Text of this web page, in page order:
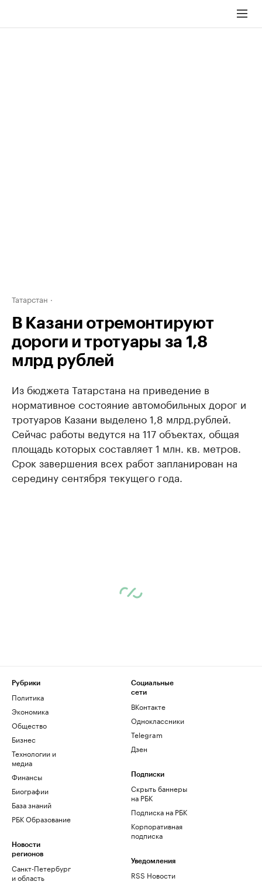
Татарстан
В Казани отремонтируют
дороги и тротуары за 1,8
млрд рублей
Из бюджета Татарстана на приведение в
нормативное состояние автомобильных дорог и
тротуаров Казани выделено 1,8 млрд.рублей.
Сейчас работы ведутся на 117 объектах, общая
площадь которых составляет 1 млн. кв. метров.
Срок завершения всех работ запланирован на
середину сентября текущего года.
Рубрики
Политика
Экономика
Общество
Бизнес
Технологии и
медиа
Финансы
Биографии
База знаний
РБК Образование
Новости
регионов
Санкт-Петербург
и область
Социальные
сети
ВКонтакте
Одноклассники
Telegram
Дзен
Подписки
Скрыть баннеры
на РБК
Подписка на РБК
Корпоративная
подписка
Уведомления
RSS Новости